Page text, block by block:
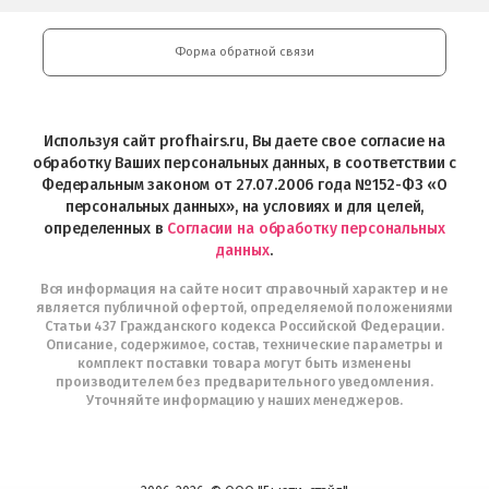
Play
Professional
и
Интернет-
Telegram
Форма обратной связи
Используя сайт profhairs.ru, Вы даете свое согласие на
обработку Ваших персональных данных, в соответствии с
Федеральным законом от 27.07.2006 года №152-ФЗ «О
персональных данных», на условиях и для целей,
определенных в Согласии на обработку персональных
данных.
Вся информация на сайте носит справочный характер и не
является публичной офертой, определяемой положениями
Статьи 437 Гражданского кодекса Российской Федерации.
Описание, содержимое, состав, технические параметры и
комплект поставки товара могут быть изменены
производителем без предварительного уведомления.
Уточняйте информацию у наших менеджеров.